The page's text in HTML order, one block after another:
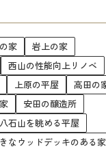
家
岩上の家
西山の性能向上リノベ
上原の平屋
高田の
安田の醸造所
八石山を眺める平屋
なウッドデッキのある家